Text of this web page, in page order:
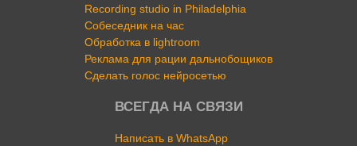
Recording studio in Philadelphia
Собеседник на час
Обработка в lightroom
Реклама для рации дальнобощиков
Сделать голос нейросетью
ВСЕГДА НА СВЯЗИ
Написать в WhatsApp